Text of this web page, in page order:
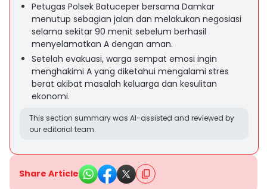
Petugas Polsek Batuceper bersama Damkar
menutup sebagian jalan dan melakukan negosiasi
selama sekitar 90 menit sebelum berhasil
menyelamatkan A dengan aman.
Setelah evakuasi, warga sempat emosi ingin
menghakimi A yang diketahui mengalami stres
berat akibat masalah keluarga dan kesulitan
ekonomi.
This section summary was AI-assisted and reviewed by
our editorial team.
Share Article